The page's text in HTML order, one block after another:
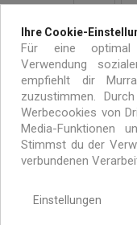
Kostenloser
innerhalb von Europa
Handgemacht
Exklusive
Ihre Cookie-
Für eine optimal
Verwendung
empfiehlt dir
zuzustimmen.
Werbecookies von
Media-Funktionen
Stimmst du der
verbundenen
Einstellungen